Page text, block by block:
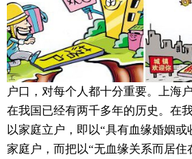
户口，对每个人都十分重要。上海
在我国已经有两千多年的历史。在
以家庭立户，即以“具有血缘婚姻或
家庭户，而把以“无血缘关系而居住